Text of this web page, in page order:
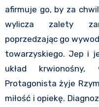
afirmuje go, by za
wylicza zalety
poprzedzając go
towarzyskiego. Jep i
układ
Protagonista żyje
miłość i opiekę.